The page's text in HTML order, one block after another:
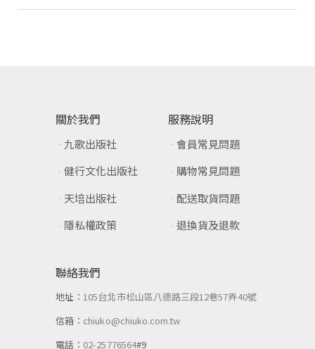
關於我們
九歌出版社
健行文化出版社
天培出版社
隱私權政策
服務說明
會員常見問題
購物常見問題
配送取貨問題
退換貨及退款
聯絡我們
地址： 105台北市松山區八德路三段12巷57弄40號
信箱： chiuko@chiuko.com.tw
電話： 02-25776564#9